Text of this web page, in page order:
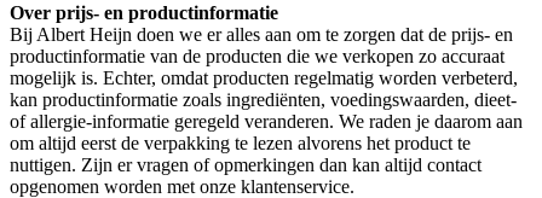
Over prijs- en productinformatie
Bij Albert Heijn doen we er alles aan om te zorgen dat de prijs- en
productinformatie van de producten die we verkopen zo accuraat
mogelijk is. Echter, omdat producten regelmatig worden verbeterd,
kan productinformatie zoals ingrediënten, voedingswaarden, dieet-
of allergie-informatie geregeld veranderen. We raden je daarom aan
om altijd eerst de verpakking te lezen alvorens het product te
nuttigen. Zijn er vragen of opmerkingen dan kan altijd contact
opgenomen worden met onze klantenservice.